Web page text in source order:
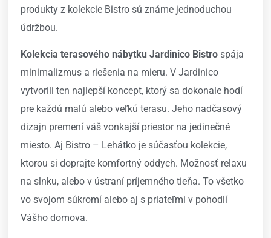
produkty z kolekcie Bistro sú známe jednoduchou
údržbou.
Kolekcia terasového nábytku Jardinico Bistro spája
minimalizmus a riešenia na mieru. V Jardinico
vytvorili ten najlepší koncept, ktorý sa dokonale hodí
pre každú malú alebo veľkú terasu. Jeho nadčasový
dizajn premení váš vonkajší priestor na jedinečné
miesto. Aj Bistro – Lehátko je súčasťou kolekcie,
ktorou si doprajte komfortný oddych. Možnosť relaxu
na slnku, alebo v ústraní príjemného tieňa. To všetko
vo svojom súkromí alebo aj s priateľmi v pohodlí
Vášho domova.